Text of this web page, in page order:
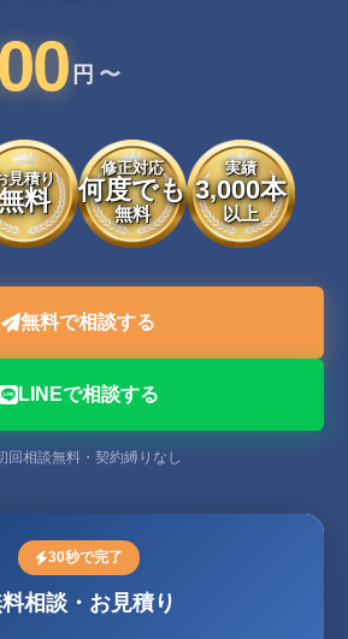
円 〜
見積り
料
修正対応
何度でも
無料
実績
3,000本
以上
無料で相談する
LINEで相談する
回相談無料・契約縛りなし
30秒で完了
相談・お見積り